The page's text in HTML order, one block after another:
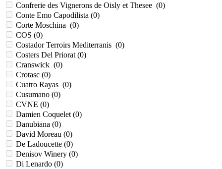
Confrerie des Vignerons de Oisly et Thesee (0)
Conte Emo Capodilista (0)
Corte Moschina (0)
COS (0)
Costador Terroirs Mediterranis (0)
Costers Del Priorat (0)
Cranswick (0)
Crotasc (0)
Cuatro Rayas (0)
Cusumano (0)
CVNE (0)
Damien Coquelet (0)
Danubiana (0)
David Moreau (0)
De Ladoucette (0)
Denisov Winery (0)
Di Lenardo (0)